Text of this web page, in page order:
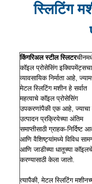
स्लिटिंग
किंगरिअल स्टील स्लिटर
कॉइल प्रोसेसिंग
व्यावसायिक निर्माता आहे,
मेटल स्लिटिंग मशीन हे सर्वात
महत्वाचे कॉइल प्रोसेसिंग
उपकरणांपैकी एक आहे, ज्याचा
उत्पादन प्रक्रियेच्या अंतिम
समाप्तीसाठी ग्राहक-निर्दिष्ट
आणि वैशिष्ट्यांमध्ये विविध
आणि जाडीच्या धातूच्या
करण्यासाठी केला जातो.
त्यापैकी, मेटल स्लिटिंग